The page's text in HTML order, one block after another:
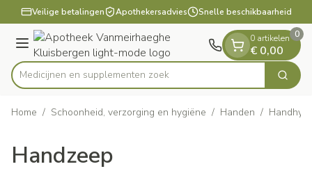
Ga naar de inhoud
1 van 1
Veilige betalingen Apothekersadvies Snelle beschikbaarheid
Menu
Product, merk, categorie...
Medicijnen e Zoek
0 artikelen
€ 0,00
0
Home / Schoonheid, verzorging en hygiëne / Handen /
Handzeep